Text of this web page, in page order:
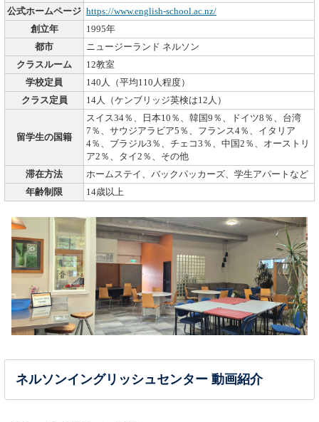
公式ホームページ https://www.english-school.ac.nz/
創立年
1995年
都市
ニュージーランド ネルソン
クラスルーム
12教室
学校定員
140人（平均110人程度）
クラス定員
14人（ケンブリッジ英検は12人）
留学生の国籍
スイス34％、日本10％、韓国9％、ドイツ8％、台湾
7％、サウジアラビア5％、フランス4％、イタリア
4％、ブラジル3％、チェコ3％、中国2％、オーストリ
ア2％、タイ2％、その他
滞在方法
ホームステイ、バックパッカーズ、学生アパートなど
年齢制限
14歳以上
ネルソンイングリッシュセンター 動画紹介